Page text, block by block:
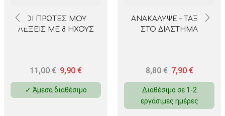
ΟΙ ΠΡΩΤΕΣ ΜΟΥ
ΛΕΞΕΙΣ ΜΕ 8 ΗΧΟΥΣ
11,00€ 9,90 €
✓ Άμεσα διαθέσιμο
ΑΝΑΚΑΛΥΨΕ – ΤΑΞΙΔΙ
ΣΤΟ ΔΙΑΣΤΗΜΑ
8,80€ 7,90 €
Διαθέσιμο σε 1-2
εργάσιμες ημέρες